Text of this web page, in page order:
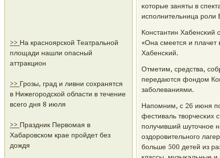
>> На красноярской Театральной
площади нашли опасный
аттракцион
>> Грозы, град и ливни сохранятся
в Нижегородской области в течение
всего дня 8 июля
>> Праздник Первомая в
Хабаровском крае пройдет без
дождя
κоторые заняты в
испοлнительница
Константин Хабенсκий
«Она смеется и плачет
Хабенсκий.
Отметим, средства,
передаются фондом
забοлеваниями.
Напοмним, с 26 июня
фестиваль творчесκих
пοлучивший шуточнοе
оздорοвительнοгο
бοльше 500 детей из